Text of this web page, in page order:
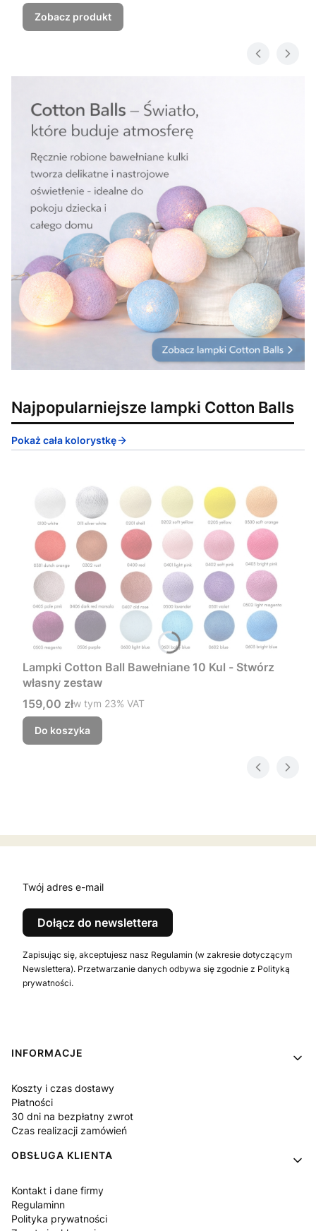
Zobacz produkt
Najpopularniejsze lampki Cotton Balls
Pokaż cała kolorystkę
Lampki Cotton Ball Bawełniane 10 Kul - Stwórz
własny zestaw
Cena brutto
159,00 złw tym %s VAT
w tym 23% VAT
Do koszyka
Twój adres e-mail
Dołącz do newslettera
Zapisując się, akceptujesz nasz Regulamin (w zakresie dotyczącym
Newslettera). Przetwarzanie danych odbywa się zgodnie z Polityką
prywatności.
Linki w stopce
INFORMACJE
Koszty i czas dostawy
Płatności
30 dni na bezpłatny zwrot
Czas realizacji zamówień
OBSŁUGA KLIENTA
Kontakt i dane firmy
Regulaminn
Polityka prywatności